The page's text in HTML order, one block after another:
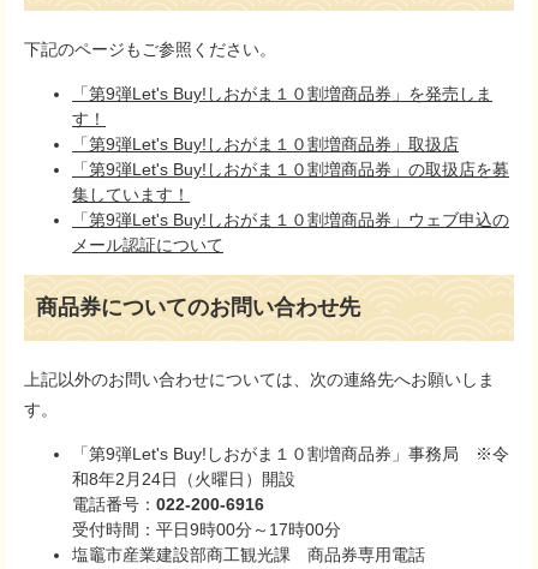
下記のページもご参照ください。
「第9弾Let's Buy!しおがま１０割増商品券」を発売しま
す！
「第9弾Let's Buy!しおがま１０割増商品券」取扱店
「第9弾Let's Buy!しおがま１０割増商品券」の取扱店を募
集しています！
「第9弾Let's Buy!しおがま１０割増商品券」ウェブ申込の
メール認証について
商品券についてのお問い合わせ先
上記以外のお問い合わせについては、次の連絡先へお願いしま
す。
「第9弾Let's Buy!しおがま１０割増商品券」事務局 ※令
和8年2月24日（火曜日）開設
電話番号： 022-200-6916
受付時間：平日9時00分～17時00分
塩竈市産業建設部商工観光課 商品券専用電話